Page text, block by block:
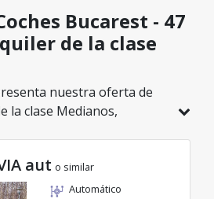
Bucarest - 47
de la clase
nuestra oferta de
la clase Medianos,
seleccionada, con
solo 20€/día.
aut o similar
Automático